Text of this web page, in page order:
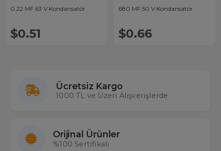
0.22 MF 63 V Kondansatör
$0.51
680 MF 50 V Kondansatör
$0.66
Ücretsiz Kargo
1000 TL ve Üzeri Alışverişlerde
Orijinal Ürünler
%100 Sertifikalı